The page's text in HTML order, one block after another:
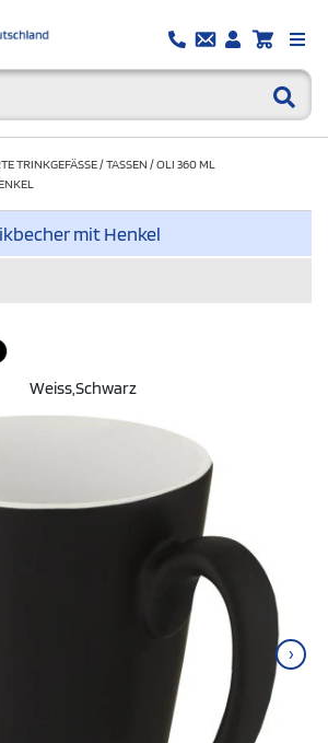
TRINKGEFÄSSE /TASSEN /OLI 360 ML
mit Henkel
Weiss,schwarz
›